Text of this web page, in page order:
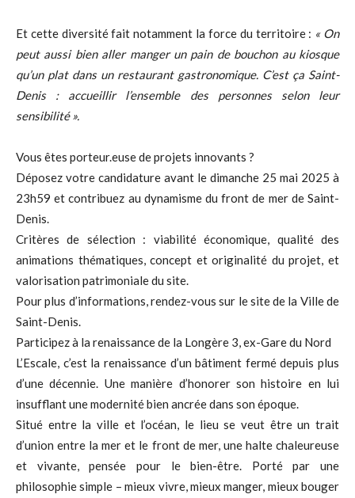
Et cette diversité fait notamment la force du territoire : « On
peut aussi bien aller manger un pain de bouchon au kiosque
qu’un plat dans un restaurant gastronomique. C’est ça Saint-
Denis : accueillir l’ensemble des personnes selon leur
sensibilité ».
Vous êtes porteur.euse de projets innovants ?
Déposez votre candidature avant le dimanche 25 mai 2025 à
23h59 et contribuez au dynamisme du front de mer de Saint-
Denis.
Critères de sélection : viabilité économique, qualité des
animations thématiques, concept et originalité du projet, et
valorisation patrimoniale du site.
Pour plus d’informations, rendez-vous sur le site de la Ville de
Saint-Denis.
Participez à la renaissance de la Longère 3, ex-Gare du Nord
L’Escale, c’est la renaissance d’un bâtiment fermé depuis plus
d’une décennie. Une manière d’honorer son histoire en lui
insufflant une modernité bien ancrée dans son époque.
Situé entre la ville et l’océan, le lieu se veut être un trait
d’union entre la mer et le front de mer, une halte chaleureuse
et vivante, pensée pour le bien-être. Porté par une
philosophie simple – mieux vivre, mieux manger, mieux bouger